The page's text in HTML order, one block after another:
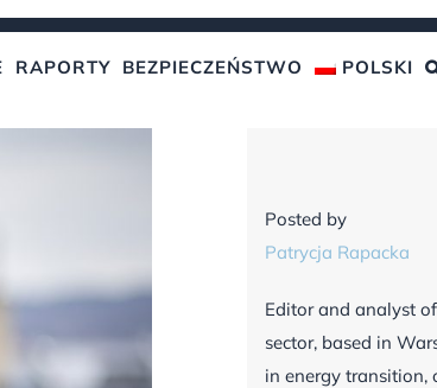
RAPORTY BEZPIECZEŃSTWO POLSKI
Posted by
Patrycja Rapacka
Editor and analyst
sector, based in
in energy transition,